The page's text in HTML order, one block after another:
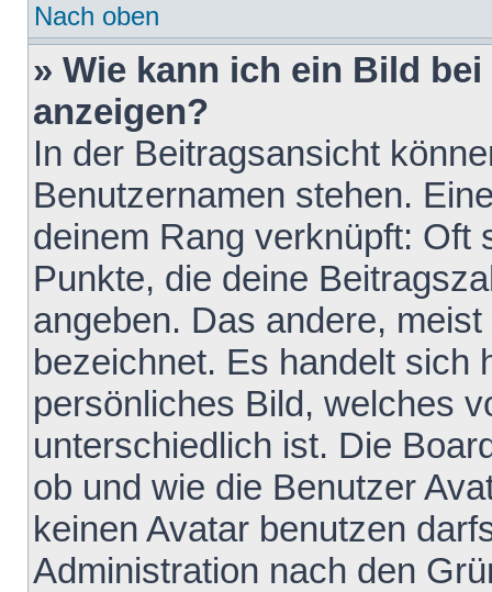
Nach oben
» Wie kann ich ein Bild
anzeigen?
In der Beitragsansicht
Benutzernamen stehen.
deinem Rang verknüpft: Oft
Punkte, die deine
angeben. Das andere,
bezeichnet. Es handelt sich
persönliches Bild, welches
unterschiedlich ist. Die
ob und wie die Benutzer
keinen Avatar benutzen
Administration nach den